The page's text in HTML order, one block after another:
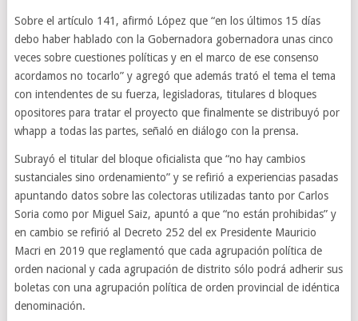
Sobre el artículo 141, afirmó López que “en los últimos 15 días
debo haber hablado con la Gobernadora gobernadora unas cinco
veces sobre cuestiones políticas y en el marco de ese consenso
acordamos no tocarlo” y agregó que además trató el tema el tema
con intendentes de su fuerza, legisladoras, titulares d bloques
opositores para tratar el proyecto que finalmente se distribuyó por
whapp a todas las partes, señaló en diálogo con la prensa.
Subrayó el titular del bloque oficialista que “no hay cambios
sustanciales sino ordenamiento” y se refirió a experiencias pasadas
apuntando datos sobre las colectoras utilizadas tanto por Carlos
Soria como por Miguel Saiz, apuntó a que “no están prohibidas” y
en cambio se refirió al Decreto 252 del ex Presidente Mauricio
Macri en 2019 que reglamentó que cada agrupación política de
orden nacional y cada agrupación de distrito sólo podrá adherir sus
boletas con una agrupación política de orden provincial de idéntica
denominación.